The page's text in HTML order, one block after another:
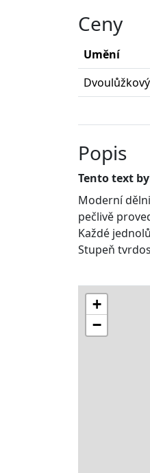
Ceny
Umění
Popis
Tento text
Moderní
pečlivě
Každé
Stupeň
+
−